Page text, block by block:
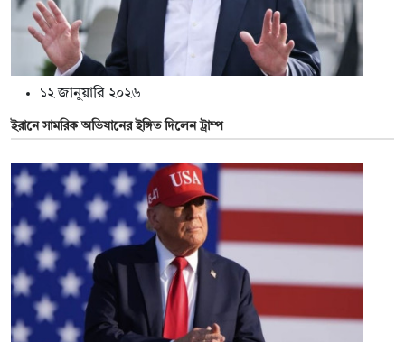
১২ জানুয়ারি ২০২৬
ইরানে সামরিক অভিযানের ইঙ্গিত দিলেন ট্রাম্প